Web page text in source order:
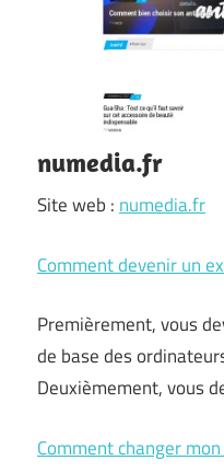
numedia.fr
Site web : numedia.fr
Comment devenir un
Premièrement, vous
de base des
Deuxièmement, vous
Comment changer